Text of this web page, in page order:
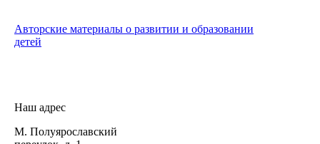
Авторские материалы о развитии и образовании
детей
Наш адрес
М. Полуярославский